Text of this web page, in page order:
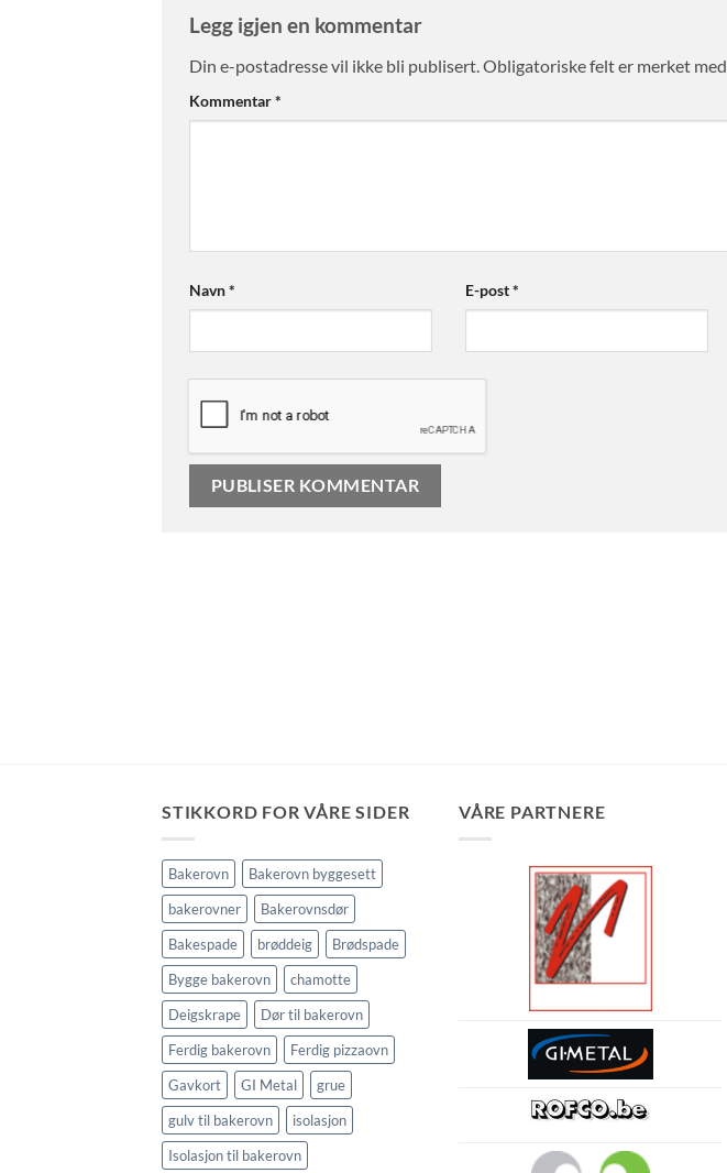
Legg igjen en kommentar
Din e-postadresse vil ikke bli publisert.Obligatoriske felt er merket med
Kommentar*
Navn* E-post*
STIKKORD FOR VÅRE SIDER
Bakerovn
Bakerovn byggesett
bakerovner
Bakerovnsdør
Bakespade
brøddeig
Brødspade
Bygge bakerovn
chamotte
Deigskrape
Dør til bakerovn
Ferdig bakerovn
Ferdig pizzaovn
Gavkort
GI Metal
grue
gulv til bakerovn
isolasjon
Isolasjon til bakerovn
VÅRE PARTNERE